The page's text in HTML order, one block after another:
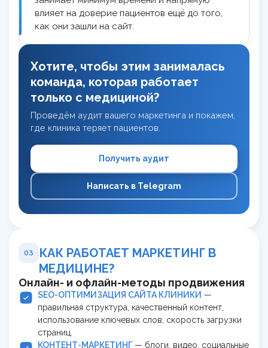
влияет на доверие пациентов ещё до того,
как они зашли на сайт.
Хотите, чтобы этим занималась
команда, которая работает
только с медициной?
Проведём аудит вашего маркетинга и покажем,
где клиника теряет пациентов.
Получить аудит
Написать в Telegram
03
КАК РАБОТАЕТ МАРКЕТИНГ В
МЕДИЦИНЕ?
Онлайн- и офлайн-методы продвижения
SEO-ОПТИМИЗАЦИЯ САЙТА КЛИНИКИ —
правильная структура, качественный контент,
использование ключевых слов, скорость загрузки
страниц.
КОНТЕНТ-МАРКЕТИНГ — блоги, видео, социальные